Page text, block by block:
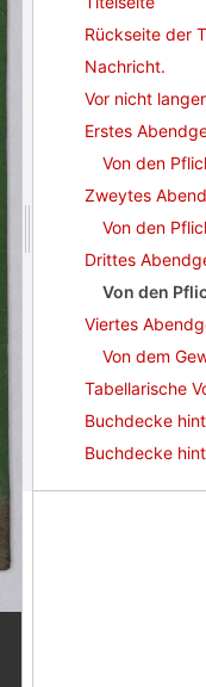
Rückseite der
Nachricht.
Vor nicht
Erstes
Von den
Zweytes
Von den
Drittes
Von den
Viertes
Von dem
Tabellarische
Buchdecke
Buchdecke